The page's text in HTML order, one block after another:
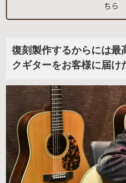
ちら
復刻製作するからには最
クギターをお客様に届け